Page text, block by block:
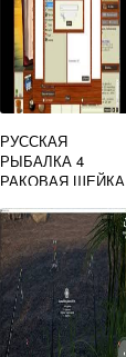
РУССКАЯ
РЫБАЛКА 4
РАКОВАЯ ШЕЙКА